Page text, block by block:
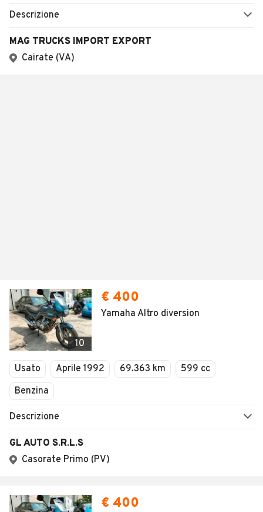
Descrizione
MAG TRUCKS IMPORT EXPORT
Cairate (VA)
10
€ 400
Yamaha Altro diversion
Usato Aprile 1992 69.363 km
599 cc
Benzina
Descrizione
GL AUTO S.R.L.S
Casorate Primo (PV)
€ 400